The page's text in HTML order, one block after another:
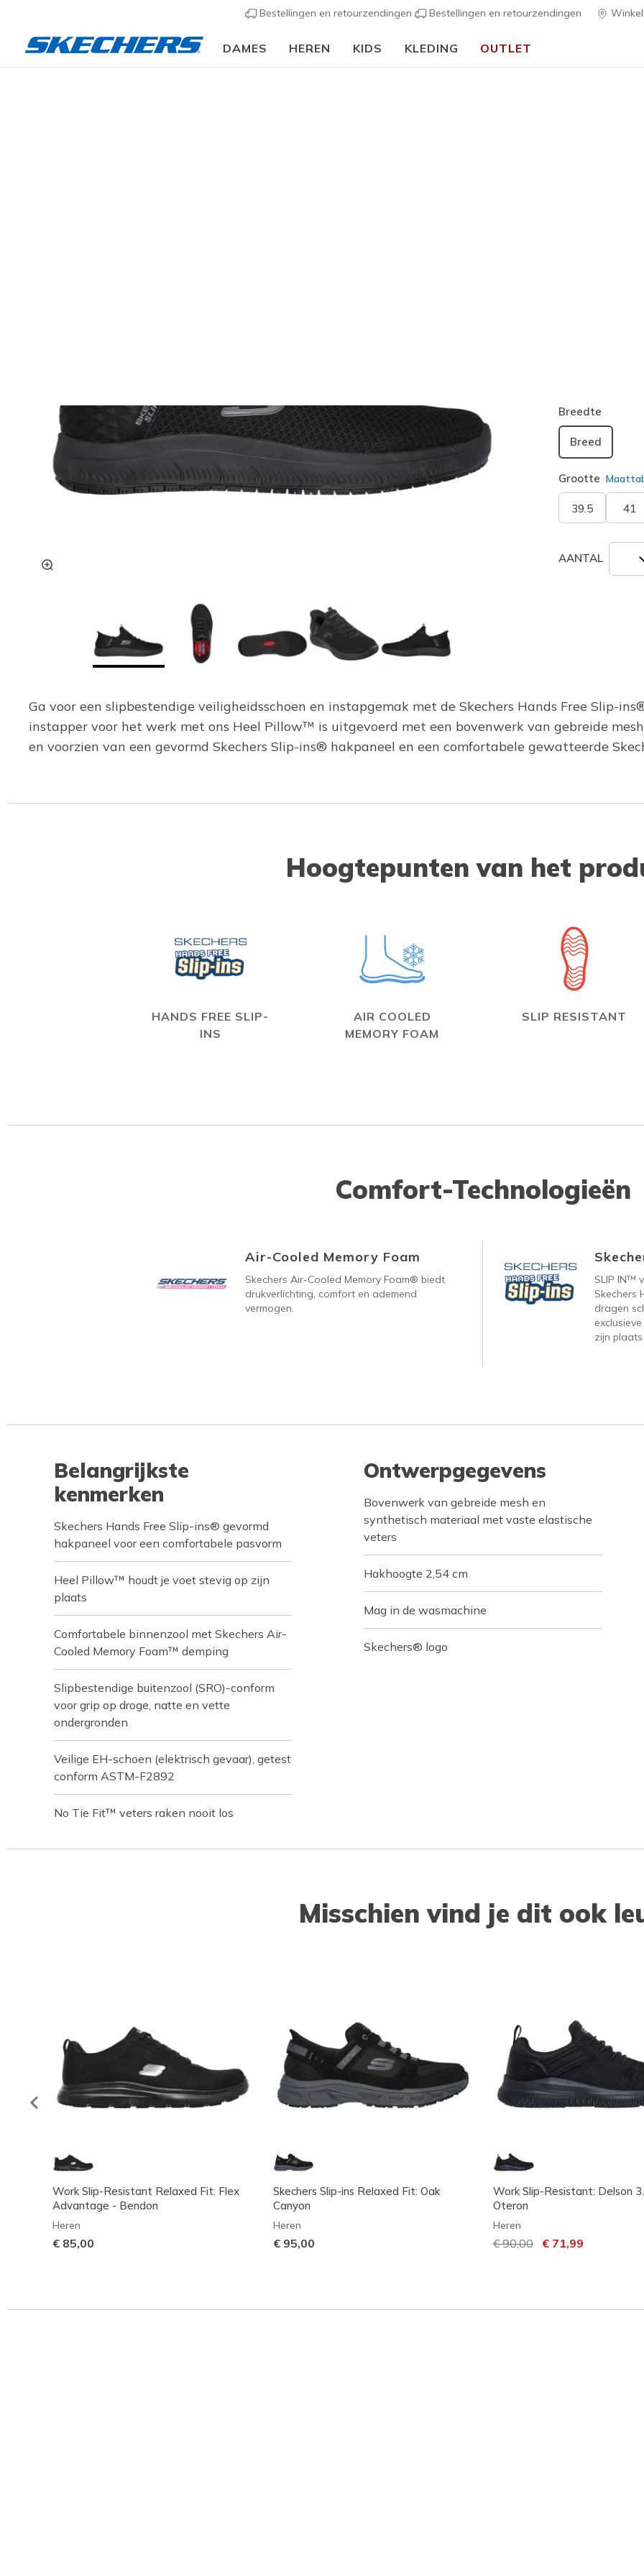
Bestellingen en retourzendingen Bestellingen en retourzendingen
DAMES HEREN KIDS KLEDING OUTLET
Breedte
Breed
Grootte
39.5 41
AANTAL
Ga voor een slipbestendige veiligheidsschoen en instapgemak met de Skechers Hands Free Slip-
instapper voor het werk met ons Heel Pillow™ is uitgevoerd met een bovenwerk van gebreide
en voorzien van een gevormd Skechers Slip-ins® hakpaneel en een comfortabele gewatteerde
Hoogtepunten van het
HANDS FREE SLIP-
INS
AIR COOLED
MEMORY FOAM
SLIP RESISTANT
Comfort-Technologieën
Air-Cooled Memory Foam
Skechers Air-Cooled Memory Foam® biedt
drukverlichting, comfort en ademend
vermogen.
SLIP IN™
Skechers
dragen
zijn
Belangrijkste
kenmerken
Skechers Hands Free Slip-ins® gevormd
hakpaneel voor een comfortabele pasvorm
Heel Pillow™ houdt je voet stevig op zijn
plaats
Comfortabele binnenzool met Skechers Air-
Cooled Memory Foam™ demping
Slipbestendige buitenzool (SRO)-conform
voor grip op droge, natte en vette
ondergronden
Veilige EH-schoen (elektrisch gevaar), getest
conform ASTM-F2892
No Tie Fit™ veters raken nooit los
Ontwerpgegevens
Bovenwerk van gebreide mesh en
synthetisch materiaal met vaste elastische
veters
Hakhoogte 2,54 cm
Mag in de wasmachine
Skechers® logo
Misschien vind je dit ook
Work Slip-Resistant Relaxed Fit: Flex
Advantage - Bendon
Heren
€ 85,00
Skechers Slip-ins Relaxed Fit: Oak
Canyon
Heren
€ 95,00
Work Slip-Resistant: Delson
Oteron
Heren
Prijs verlaagd van
€ 90,00 naar
€ 71,99